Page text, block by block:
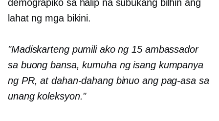
demograpiko sa halip na subukang bilhin ang
lahat ng mga bikini.
"Madiskarteng pumili ako ng 15 ambassador
sa buong bansa, kumuha ng isang kumpanya
ng PR, at dahan-dahang binuo ang pag-asa sa
unang koleksyon."